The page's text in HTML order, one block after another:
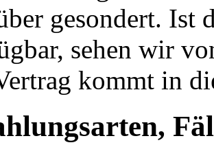
gesondert. Ist
sehen wir
kommt in